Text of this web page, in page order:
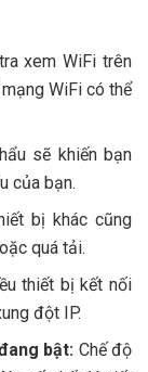
xem WiFi trên
WiFi có thể
sẽ khiến bạn
của bạn.
bị khác cũng
quá tải.
thiết bị kết nối
đột IP.
bật: Chế độ